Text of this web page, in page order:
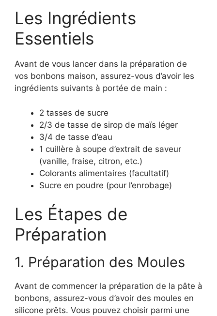
Les Ingrédients
Essentiels
Avant de vous lancer dans la préparation de
vos bonbons maison, assurez-vous d’avoir les
ingrédients suivants à portée de main :
2 tasses de sucre
2/3 de tasse de sirop de maïs léger
3/4 de tasse d’eau
1 cuillère à soupe d’extrait de saveur
(vanille, fraise, citron, etc.)
Colorants alimentaires (facultatif)
Sucre en poudre (pour l’enrobage)
Les Étapes de
Préparation
1. Préparation des Moules
Avant de commencer la préparation de la pâte à
bonbons, assurez-vous d’avoir des moules en
silicone prêts. Vous pouvez choisir parmi une